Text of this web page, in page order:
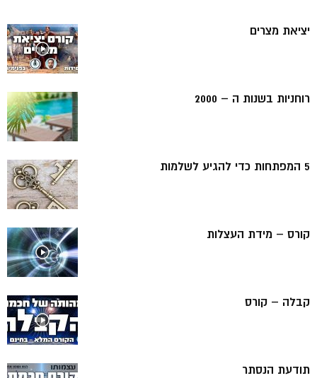
יציאת מצרים
רוחניות בשנות ה – 2000
5 המפתחות כדי להגיע לשלמות
קורס – מידת העצלות
קבלה – קורס
תודעת הנסתר